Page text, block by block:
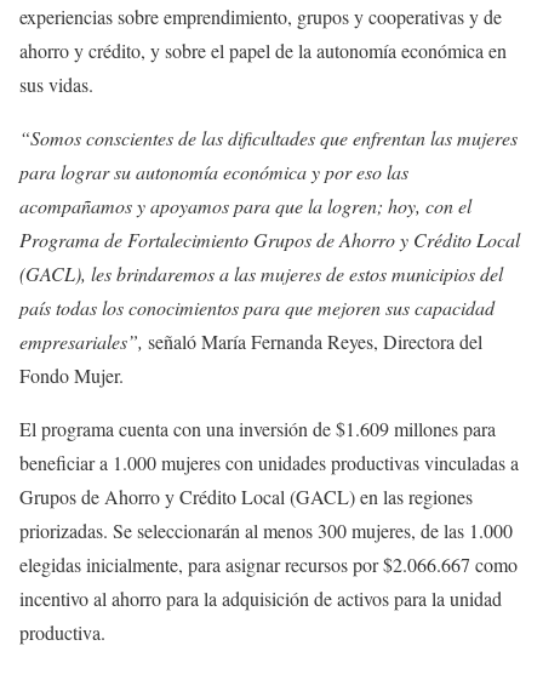
experiencias sobre emprendimiento, grupos y cooperativas y de
ahorro y crédito, y sobre el papel de la autonomía económica en
sus vidas.
“Somos conscientes de las dificultades que enfrentan las mujeres
para lograr su autonomía económica y por eso las
acompañamos y apoyamos para que la logren; hoy, con el
Programa de Fortalecimiento Grupos de Ahorro y Crédito Local
(GACL), les brindaremos a las mujeres de estos municipios del
país todas los conocimientos para que mejoren sus capacidad
empresariales”, señaló María Fernanda Reyes, Directora del
Fondo Mujer.
El programa cuenta con una inversión de $1.609 millones para
beneficiar a 1.000 mujeres con unidades productivas vinculadas a
Grupos de Ahorro y Crédito Local (GACL) en las regiones
priorizadas. Se seleccionarán al menos 300 mujeres, de las 1.000
elegidas inicialmente, para asignar recursos por $2.066.667 como
incentivo al ahorro para la adquisición de activos para la unidad
productiva.